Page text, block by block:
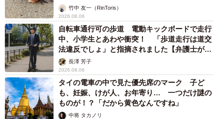
竹中 友一（RinToris）
2026.08.06
自転車通行可の歩道 電動キックボードで走行
中、小学生とあわや衝突！ 「歩道走行は道交
法違反でしょ」と指摘されました【弁護士が解
説】長澤 芳子
2026.08.06
タイの電車の中で見た優先席のマーク 子ど
も、妊娠、けが人、お年寄り… 一つだけ謎の
ものが！？「だから黄色なんですね」
中将 タカノリ